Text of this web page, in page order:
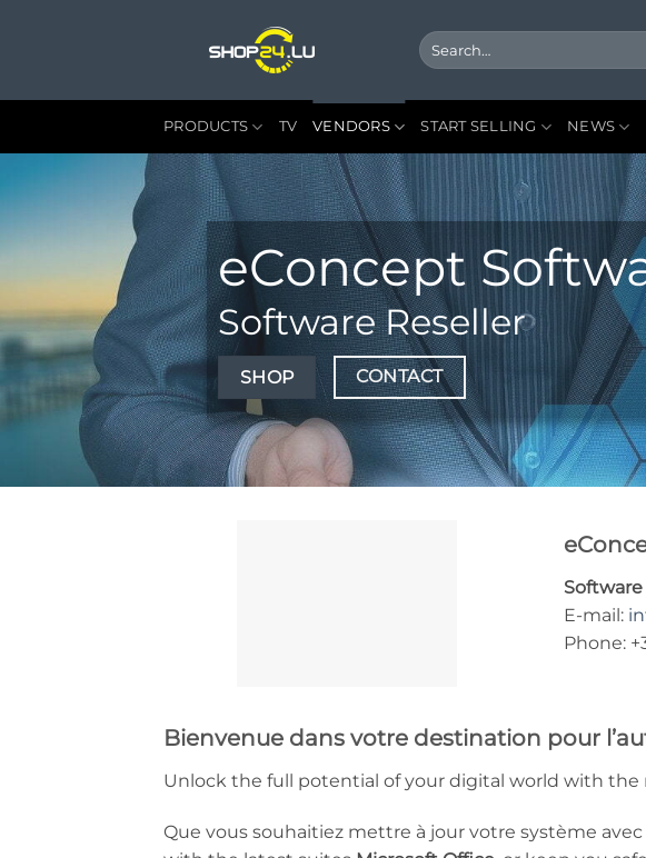
Search
for:
PRODUCTS TV VENDORS START SELLING NEWS
eConcept
Software Reseller
SHOP CONTACT
E-mail:
Phone:
Bienvenue dans votre destination pour
Unlock the full potential of your digital world with
Que vous souhaitiez mettre à jour votre système